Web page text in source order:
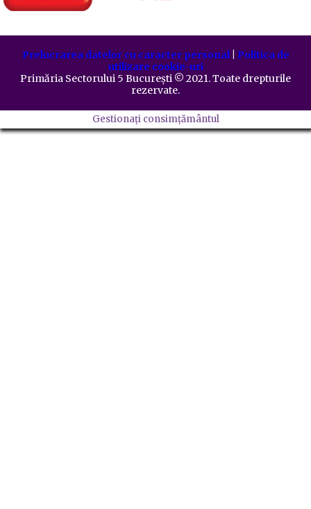
Prelucrarea datelor cu caracter personal| Politica de
utilizare cookie-uri
Primăria Sectorului 5 București ©️ 2021. Toate drepturile
rezervate.
Gestionați consimțământul